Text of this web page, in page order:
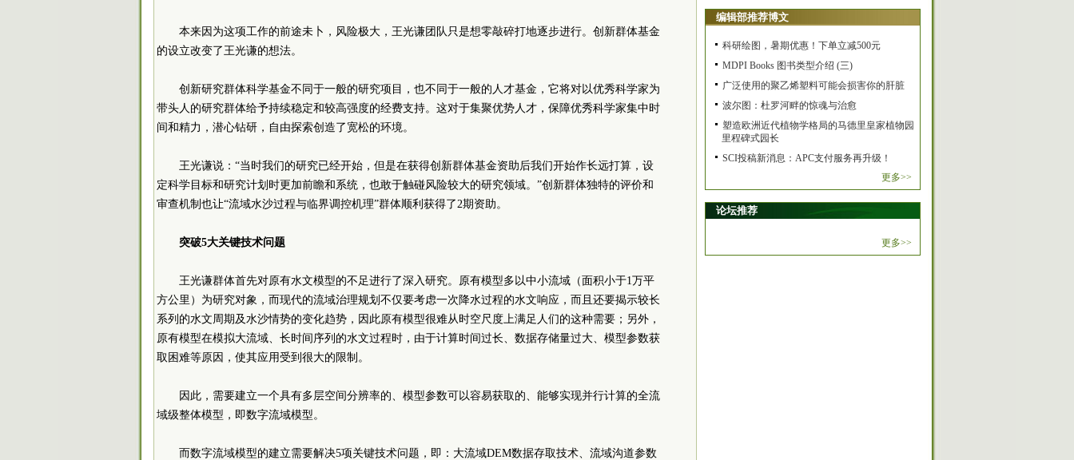
本来因为这项工作的前途未卜，风险极大，王光谦团队只是想零敲碎打地逐步进行。创新群体基金
的设立改变了王光谦的想法。
创新研究群体科学基金不同于一般的研究项目，也不同于一般的人才基金，它将对以优秀科学家为
带头人的研究群体给予持续稳定和较高强度的经费支持。这对于集聚优势人才，保障优秀科学家集中时
间和精力，潜心钻研，自由探索创造了宽松的环境。
王光谦说：“当时我们的研究已经开始，但是在获得创新群体基金资助后我们开始作长远打算，设
定科学目标和研究计划时更加前瞻和系统，也敢于触碰风险较大的研究领域。”创新群体独特的评价和
审查机制也让“流域水沙过程与临界调控机理”群体顺利获得了2期资助。
突破5大关键技术问题
王光谦群体首先对原有水文模型的不足进行了深入研究。原有模型多以中小流域（面积小于1万平
方公里）为研究对象，而现代的流域治理规划不仅要考虑一次降水过程的水文响应，而且还要揭示较长
系列的水文周期及水沙情势的变化趋势，因此原有模型很难从时空尺度上满足人们的这种需要；另外，
原有模型在模拟大流域、长时间序列的水文过程时，由于计算时间过长、数据存储量过大、模型参数获
取困难等原因，使其应用受到很大的限制。
因此，需要建立一个具有多层空间分辨率的、模型参数可以容易获取的、能够实现并行计算的全流
域级整体模型，即数字流域模型。
而数字流域模型的建立需要解决5项关键技术问题，即：大流域DEM数据存取技术、流域沟道参数
编辑部推荐博文
科研绘图，暑期优惠！下单立减500元
MDPI Books 图书类型介绍 (三)
广泛使用的聚乙烯塑料可能会损害你的肝脏
波尔图：杜罗河畔的惊魂与治愈
塑造欧洲近代植物学格局的马德里皇家植物园
里程碑式园长
SCI投稿新消息：APC支付服务再升级！
更多>>
论坛推荐
更多>>